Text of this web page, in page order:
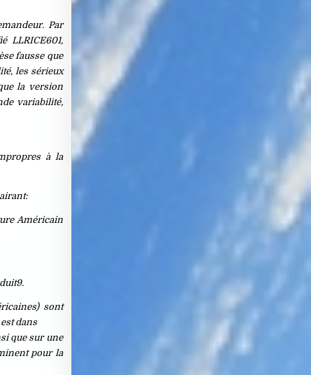
Par
LLRICE601,
fausse que
les sérieux
la version
variabilité,
à la
Américain
sont
dans
que sur une
pour la